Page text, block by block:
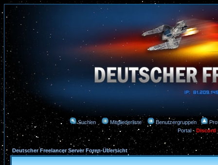
Suchen Mitgliederliste Benutzergruppen
Portal-Discord
Deutscher Freelancer Server Foren-Übersicht